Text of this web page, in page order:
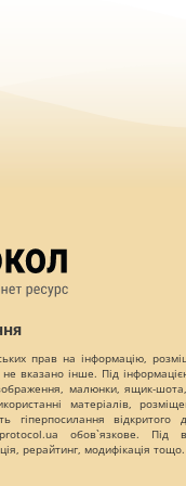
прав на інформацію,
вказано інше. Під
малюнки, ящик-
матеріалів,
гіперпосилання відкритого
обов`язкове. Під
рерайтинг, модифікація тощо.